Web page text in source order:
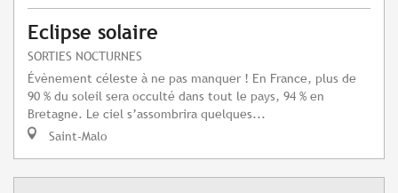
Eclipse solaire
SORTIES NOCTURNES
Évènement céleste à ne pas manquer ! En France, plus de
90 % du soleil sera occulté dans tout le pays, 94 % en
Bretagne. Le ciel s’assombrira quelques...
Saint-Malo